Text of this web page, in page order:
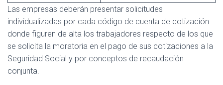
Las empresas deberán presentar solicitudes
individualizadas por cada código de cuenta de cotización
donde figuren de alta los trabajadores respecto de los que
se solicita la moratoria en el pago de sus cotizaciones a la
Seguridad Social y por conceptos de recaudación
conjunta.